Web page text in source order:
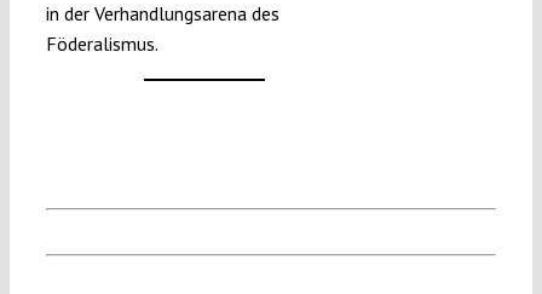
in der Verhandlungsarena des
Föderalismus.